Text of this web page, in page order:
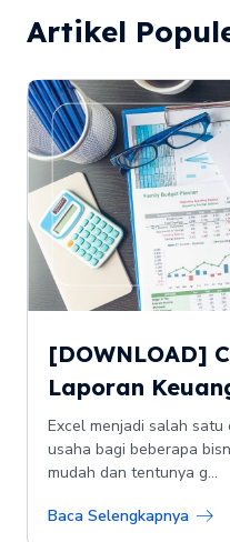
Artikel
[DOWNLOAD]
Laporan
Excel menjadi salah
usaha bagi beberapa
mudah dan tentunya g...
Baca Selengkapnya